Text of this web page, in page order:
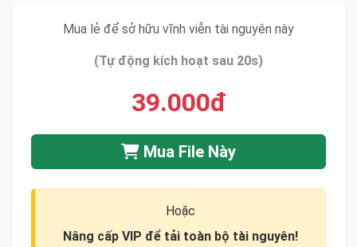
Mua lẻ để sở hữu vĩnh viễn tài nguyên này
(Tự động kích hoạt sau 20s)
39.000đ
Mua File Này
Hoặc
Nâng cấp VIP để tải toàn bộ tài nguyên!